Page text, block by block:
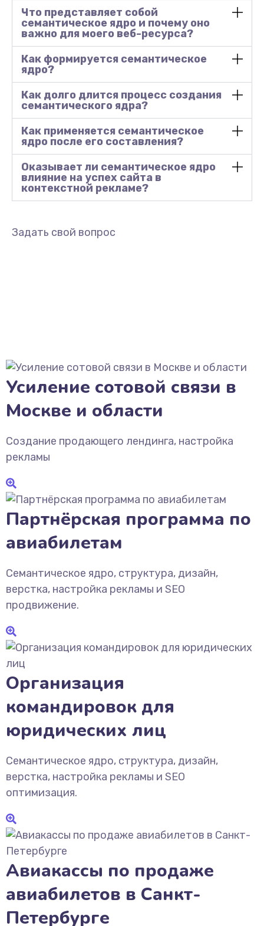
Что представляет собой
семантическое ядро и почему оно
важно для моего веб-ресурса?
Как формируется семантическое
ядро?
Как долго длится процесс создания
семантического ядра?
Как применяется семантическое
ядро после его составления?
Оказывает ли семантическое ядро
влияние на успех сайта в
контекстной рекламе?
Задать свой вопрос
Усиление сотовой связи в
Москве и области
Создание продающего лендинга, настройка
рекламы
Партнёрская программа по
авиабилетам
Семантическое ядро, структура, дизайн,
верстка, настройка рекламы и SEO
продвижение.
Организация
командировок для
юридических лиц
Семантическое ядро, структура, дизайн,
верстка, настройка рекламы и SEO
оптимизация.
Авиакассы по продаже
авиабилетов в Санкт-
Петербурге